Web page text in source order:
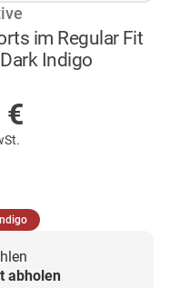
im Regular Fit
Indigo
€
(ausgewählt)
abholen